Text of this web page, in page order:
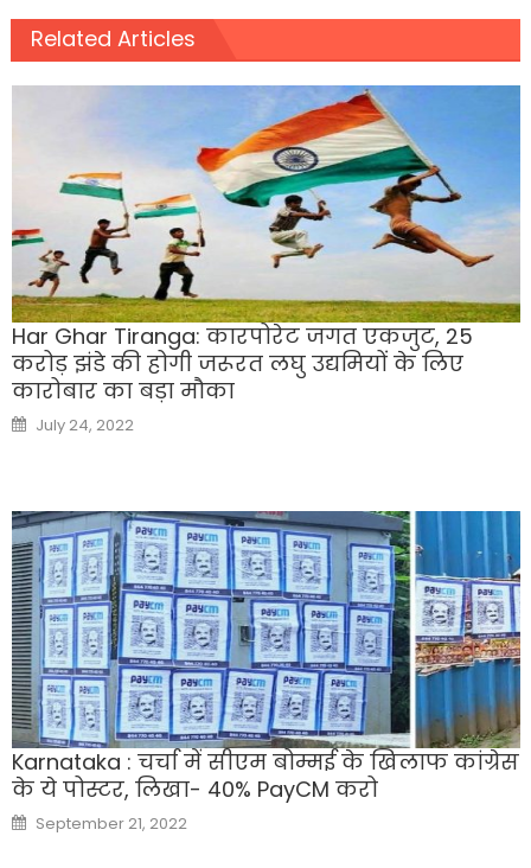
Related Articles
Har Ghar Tiranga: कारपोरेट जगत एकजुट, 25
करोड़ झंडे की होगी जरूरत लघु उद्यमियों के लिए
कारोबार का बड़ा मौका
Posted
on
July 24, 2022
Karnataka : चर्चा में सीएम बोम्मई के खिलाफ कांग्रेस
के ये पोस्टर, लिखा- 40% PayCM करो
Posted
on
September 21, 2022